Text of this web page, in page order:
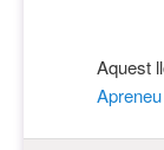
Aquest